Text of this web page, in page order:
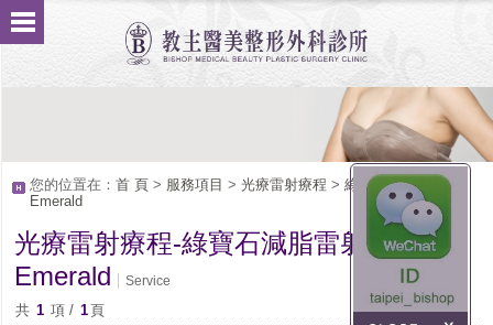
您的位置在： 首 頁> 服務項目 > 光療雷射療程 > 綠寶石減脂雷射
Emerald
光療雷射療程-綠寶石減脂雷射
Emerald
Service
共 1 項 / 1頁